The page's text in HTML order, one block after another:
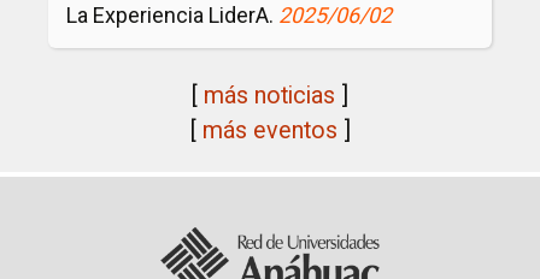
La Experiencia LiderA. 2025/06/02
más noticias
más eventos